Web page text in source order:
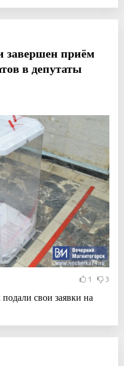
завершен приём
в депутаты
1 3
свои заявки на